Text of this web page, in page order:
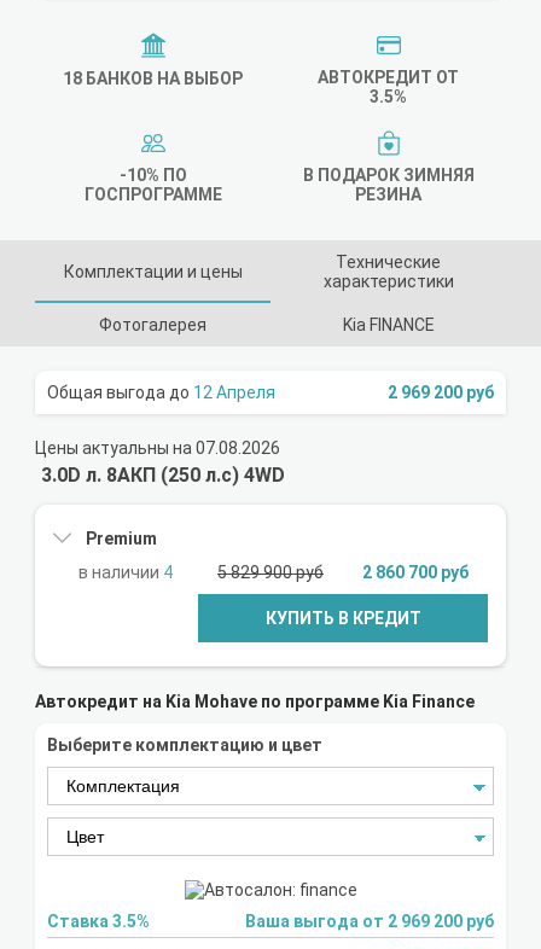
18 БАНКОВ НА ВЫБОР
АВТОКРЕДИТ ОТ
3.5%
-10% ПО
ГОСПРОГРАММЕ
В ПОДАРОК ЗИМНЯЯ
РЕЗИНА
Комплектации и цены
Технические
характеристики
Фотогалерея Kia FINANCE
12 Апреля 2 969 200 руб
Цены актуальны на 07.08.2026
3.0D л. 8AКП (250 л.с) 4WD
Premium
4
5 829 900 руб 2 860 700 руб
КУПИТЬ В КРЕДИТ
Автокредит на Kia Mohave по программе Kia Finance
Выберите комплектацию и цвет
Ставка 3.5%
Ваша выгода от 2 969 200 руб